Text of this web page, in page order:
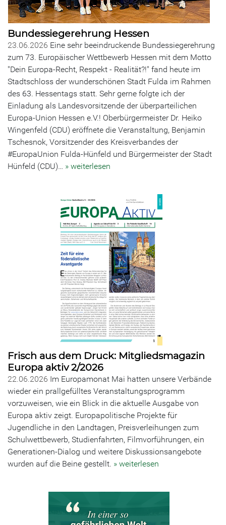
Bundessiegerehrung Hessen
23.06.2026 Eine sehr beeindruckende Bundessiegerehrung
zum 73. Europäischer Wettbewerb Hessen mit dem Motto
"Dein Europa-Recht, Respekt - Realität?!" fand heute im
Stadtschloss der wunderschönen Stadt Fulda im Rahmen
des 63. Hessentags statt. Sehr gerne folgte ich der
Einladung als Landesvorsitzende der überparteilichen
Europa-Union Hessen e.V.! Oberbürgermeister Dr. Heiko
Wingenfeld (CDU) eröffnete die Veranstaltung, Benjamin
Tschesnok, Vorsitzender des Kreisverbandes der
#EuropaUnion Fulda-Hünfeld und Bürgermeister der Stadt
Hünfeld (CDU)… » weiterlesen
Frisch aus dem Druck: Mitgliedsmagazin
Europa aktiv 2/2026
22.06.2026 Im Europamonat Mai hatten unsere Verbände
wieder ein prallgefülltes Veranstaltungsprogramm
vorzuweisen, wie ein Blick in die aktuelle Ausgabe von
Europa aktiv zeigt. Europapolitische Projekte für
Jugendliche in den Landtagen, Preisverleihungen zum
Schulwettbewerb, Studienfahrten, Filmvorführungen, ein
Generationen-Dialog und weitere Diskussionsangebote
wurden auf die Beine gestellt. » weiterlesen